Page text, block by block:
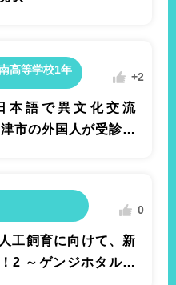
高等学校1年
+2
本語で異文化交流
津市の外国人が受診し
0
工飼育に向けて、新
ルが